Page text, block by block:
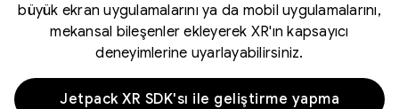
büyük ekran uygulamalarını ya da mobil uygulamalarını,
mekansal bileşenler ekleyerek XR'ın kapsayıcı
deneyimlerine uyarlayabilirsiniz.
Jetpack XR SDK'sı ile geliştirme yapma